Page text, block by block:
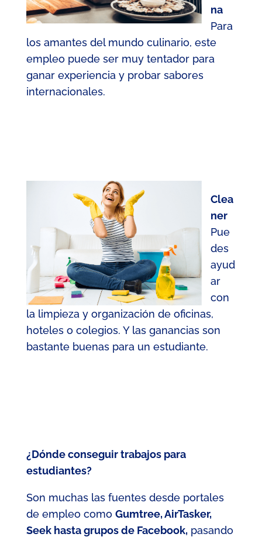
na
Para
los amantes del mundo culinario, este
empleo puede ser muy tentador para
ganar experiencia y probar sabores
internacionales.
Clea
ner
Pue
des
ayud
ar
con
la limpieza y organización de oficinas,
hoteles o colegios. Y las ganancias son
bastante buenas para un estudiante.
¿Dónde conseguir trabajos para
estudiantes?
Son muchas las fuentes desde portales
de empleo como Gumtree, AirTasker,
Seek hasta grupos de Facebook,pasando